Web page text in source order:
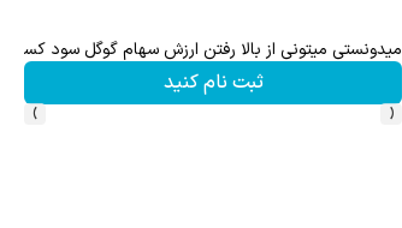
میدونستی میتونی از بالا رفتن ارزش سهام گوگل سود کسب
ثبت نام کنید
‹
›